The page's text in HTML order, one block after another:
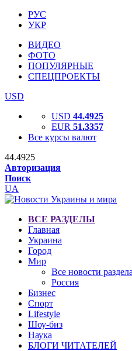
РУС
УКР
ВИДЕО
ФОТО
ПОПУЛЯРНЫЕ
СПЕЦПРОЕКТЫ
USD
USD 44.4925
EUR 51.3357
Все курсы валют
44.4925
Авторизация
Поиск
UA
ВСЕ РАЗДЕЛЫ
Главная
Украина
Город
Мир
Все новости раздела
Россия
Бизнес
Спорт
Lifestyle
Шоу-биз
Наука
БЛОГИ ЧИТАТЕЛЕЙ